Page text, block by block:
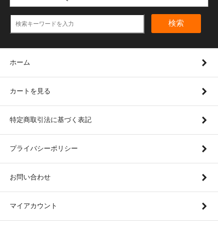
検索
ホーム
カートを見る
特定商取引法に基づく表記
プライバシーポリシー
お問い合わせ
マイアカウント